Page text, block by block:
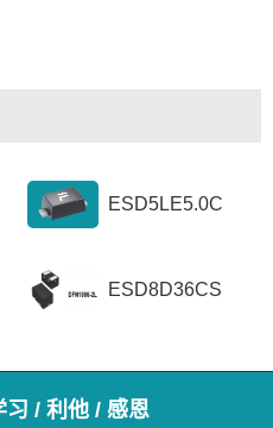
ESD5LE5.0C
ESD8D36CS
习 / 利他 / 感恩